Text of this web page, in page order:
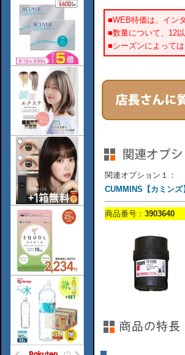
■WEB特価は、イン
■数量について、12
■シーズンによって
関連オプション１：
CUMMINS【カミン
商品番号： 3903640